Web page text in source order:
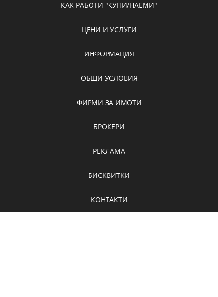
КАК РАБОТИ "КУПИ/НАЕМИ"
ЦЕНИ И УСЛУГИ
ИНФОРМАЦИЯ
ОБЩИ УСЛОВИЯ
ФИРМИ ЗА ИМОТИ
БРОКЕРИ
РЕКЛАМА
БИСКВИТКИ
КОНТАКТИ